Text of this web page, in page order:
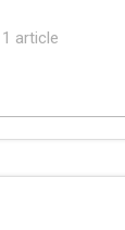
1 article